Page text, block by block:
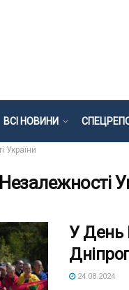
ВСІ НОВИНИ
України
У День
24.08.2024